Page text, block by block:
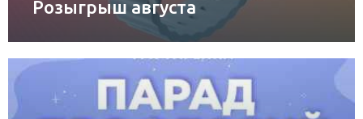
Розыгрыш августа